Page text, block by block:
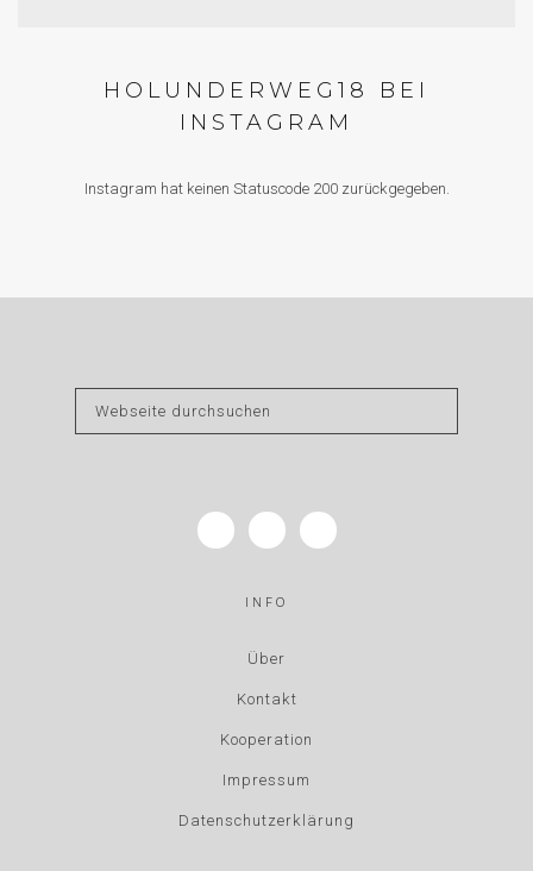
HOLUNDERWEG18 BEI
INSTAGRAM
Instagram hat keinen Statuscode 200 zurückgegeben.
INFO
Über
Kontakt
Kooperation
Impressum
Datenschutzerklärung